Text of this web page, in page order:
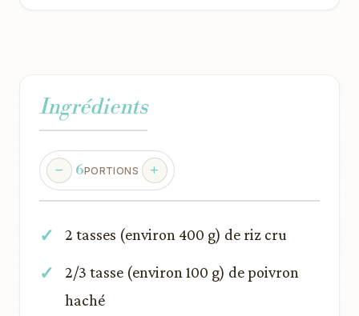
Ingrédients
6PORTIONS
2 tasses (environ 400 g) de riz cru
2/3 tasse (environ 100 g) de poivron
haché